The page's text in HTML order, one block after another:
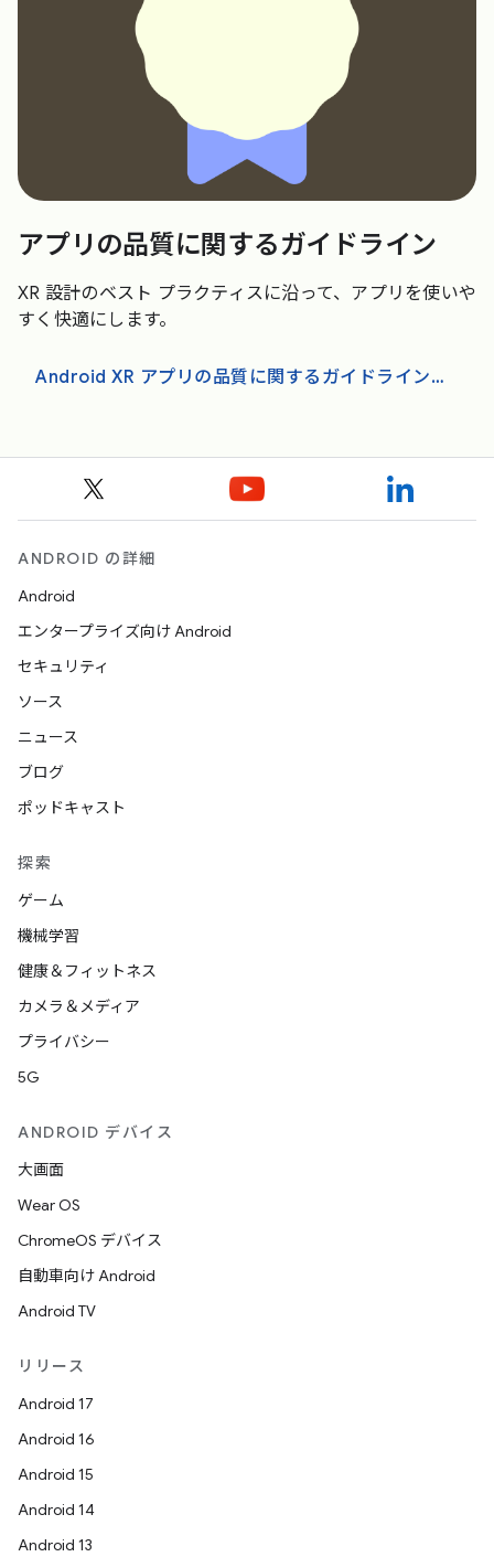
アプリの品質に関するガイドライン
XR 設計のベスト プラクティスに沿って、アプリを使いや
すく快適にします。
Android XR アプリの品質に関するガイドラインをご覧ください
ANDROID の詳細
Android
エンタープライズ向け Android
セキュリティ
ソース
ニュース
ブログ
ポッドキャスト
探索
ゲーム
機械学習
健康＆フィットネス
カメラ＆メディア
プライバシー
5G
ANDROID デバイス
大画面
Wear OS
ChromeOS デバイス
自動車向け Android
Android TV
リリース
Android 17
Android 16
Android 15
Android 14
Android 13